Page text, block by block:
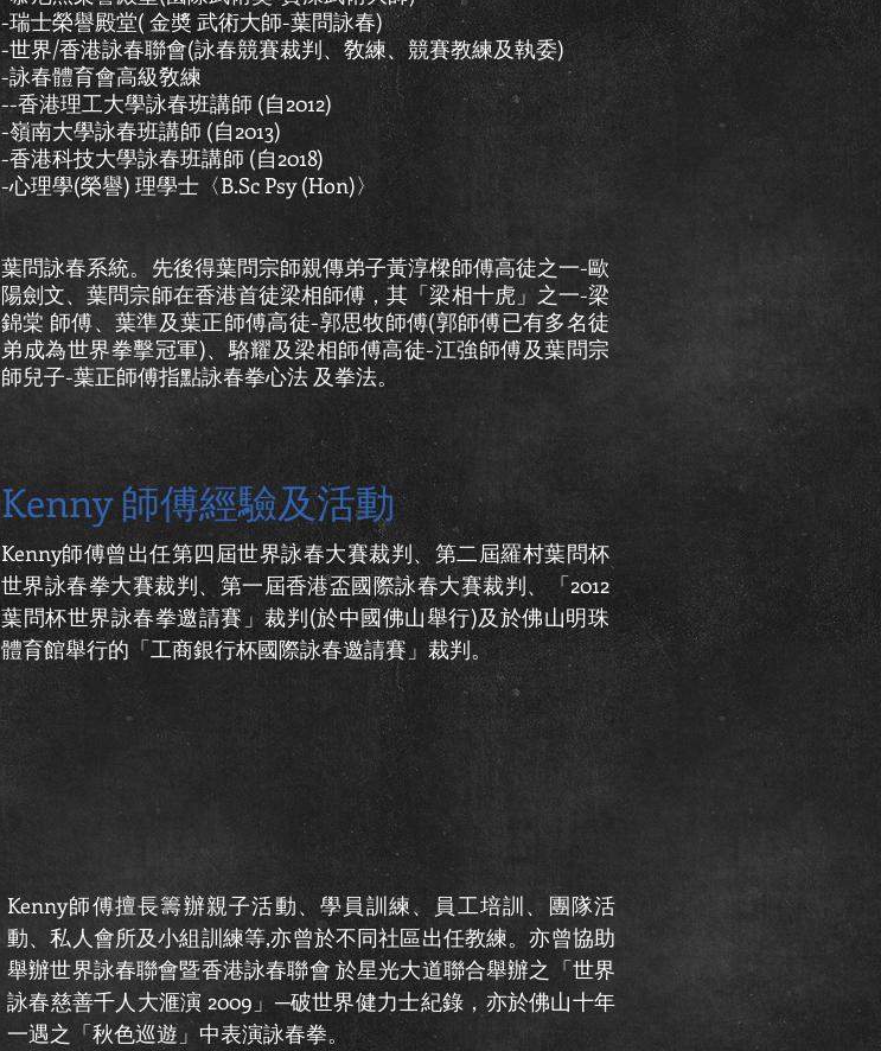
-瑞士榮譽殿堂( 金奬 武術大師-葉問詠春)
-世界/香港詠春聯會(詠春競賽裁判、敎練、競賽教練及執委)
-詠春體育會高級敎練
--香港理工大學詠春班講師 (自2012)
-嶺南大學詠春班講師 (自2013)
-香港科技大學詠春班講師 (自2018)
-心理學(榮譽) 理學士〈B.Sc Psy (Hon)〉
葉問詠春系統。先後得葉問宗師親傳弟子黃淳樑師傅高徒之一-歐
陽劍文、葉問宗師在香港首徒梁相師傅，其「梁相十虎」之一-梁
錦棠 師傅、葉準及葉正師傅高徒-郭思牧師傅(郭師傅已有多名徒
弟成為世界拳擊冠軍)、駱耀及梁相師傅高徒-江強師傅及葉問宗
師兒子-葉正師傅指點詠春拳心法 及拳法。
Kenny 師傅經驗及活動
Kenny師傅曾出任第四屆世界詠春大賽裁判、第二屆羅村葉問杯
世界詠春拳大賽裁判、第一屆香港盃國際詠春大賽裁判、「2012
葉問杯世界詠春拳邀請賽」裁判(於中國佛山舉行)及於佛山明珠
體育館舉行的「工商銀行杯國際詠春邀請賽」裁判。
Kenny師傅擅長籌辦親子活動、學員訓練、員工培訓、團隊活
動、私人會所及小組訓練等,亦曾於不同社區出任教練。亦曾協助
舉辦世界詠春聯會暨香港詠春聯會 於星光大道聯合舉辦之「世界
詠春慈善千人大滙演 2009」─破世界健力士紀錄，亦於佛山十年
一遇之「秋色巡遊」中表演詠春拳。